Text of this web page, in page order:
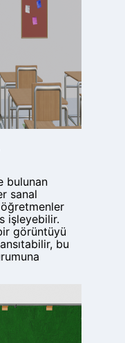
bulunan
sanal
işleyebilir.
görüntüyü
bu